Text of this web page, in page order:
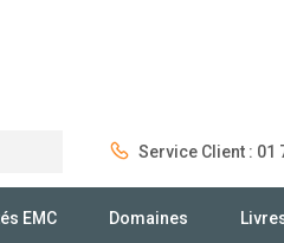
Service Client : 01
EMC Domaines